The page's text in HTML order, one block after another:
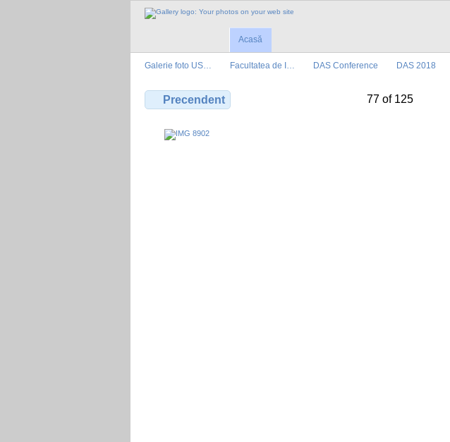
Acasă
Galerie foto US… Facultatea de I… DAS Conference DAS 2018
Precendent 77 of 125